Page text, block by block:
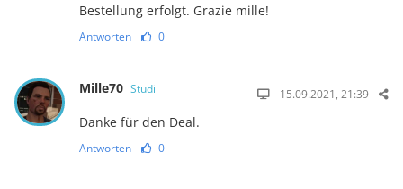
Bestellung erfolgt. Grazie mille!
Antworten 0
Mille70 Studi 15.09.2021, 21:39
Danke für den Deal.
Antworten 0